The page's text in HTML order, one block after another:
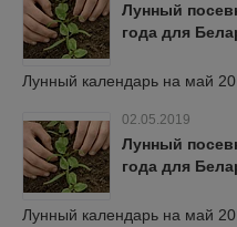
Лунный
года для
Лунный календарь на май
02.05.2019
Лунный
года для
Лунный календарь на май